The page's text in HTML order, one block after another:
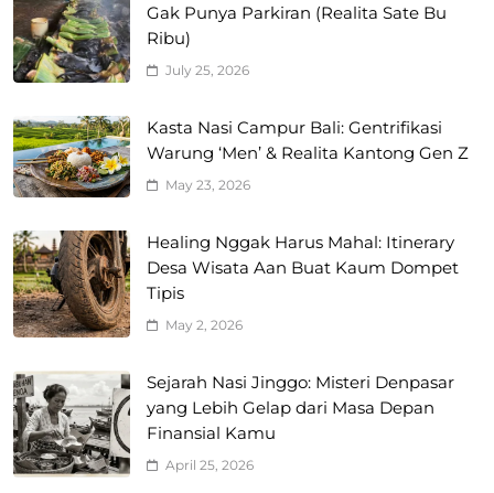
Gak Punya Parkiran (Realita Sate Bu
Ribu)
July 25, 2026
Kasta Nasi Campur Bali: Gentrifikasi
Warung ‘Men’ & Realita Kantong Gen Z
May 23, 2026
Healing Nggak Harus Mahal: Itinerary
Desa Wisata Aan Buat Kaum Dompet
Tipis
May 2, 2026
Sejarah Nasi Jinggo: Misteri Denpasar
yang Lebih Gelap dari Masa Depan
Finansial Kamu
April 25, 2026